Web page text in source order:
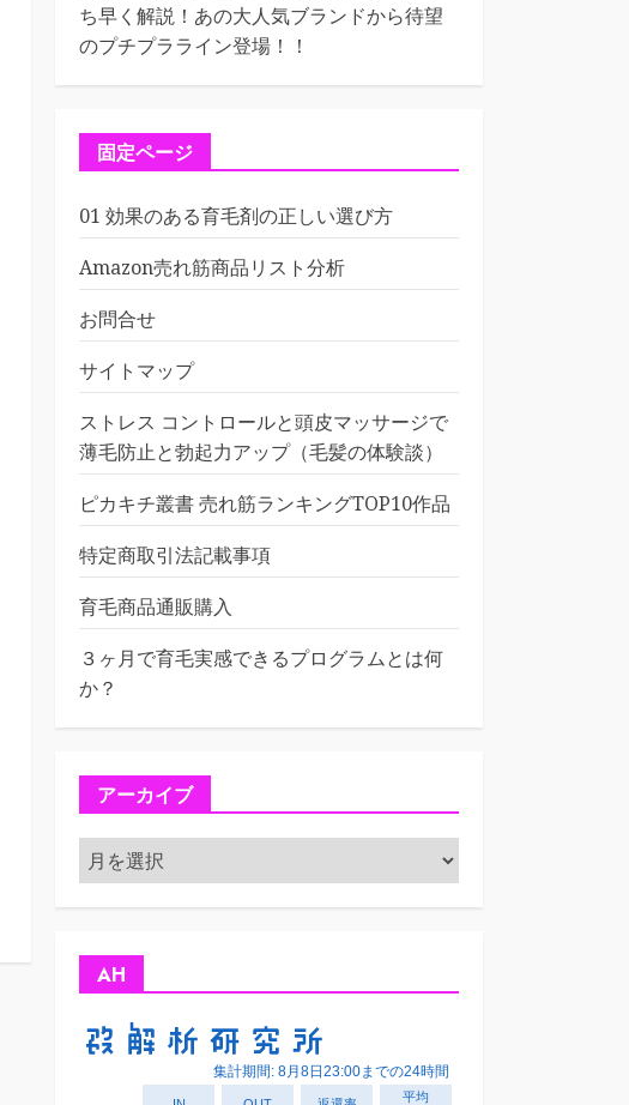
ち早く解説！あの大人気ブランドから待望
のプチプラライン登場！！
固定ページ
01 効果のある育毛剤の正しい選び方
Amazon売れ筋商品リスト分析
お問合せ
サイトマップ
ストレス コントロールと頭皮マッサージで
薄毛防止と勃起力アップ（毛髪の体験談）
ピカキチ叢書 売れ筋ランキングTOP10作品
特定商取引法記載事項
育毛商品通販購入
３ヶ月で育毛実感できるプログラムとは何
か？
アーカイブ
ア
ー
カ
AH